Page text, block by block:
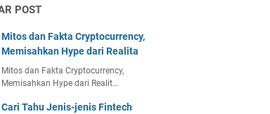
POST
Mitos dan Fakta Cryptocurrency,
Memisahkan Hype dari Realita
Mitos dan Fakta Cryptocurrency,
Memisahkan Hype dari Realit…
Cari Tahu Jenis-jenis Fintech